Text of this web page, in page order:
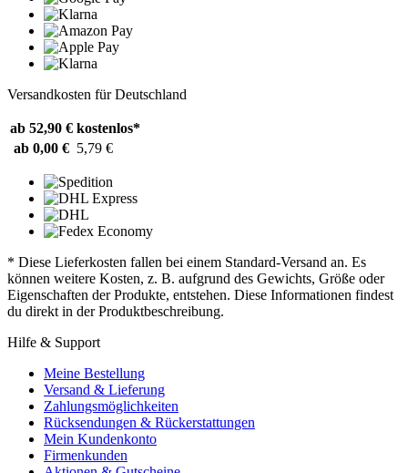
Versandkosten für Deutschland
ab 52,90 € kostenlos*
ab 0,00 € 5,79 €
* Diese Lieferkosten fallen bei einem Standard-Versand an. Es
können weitere Kosten, z. B. aufgrund des Gewichts, Größe oder
Eigenschaften der Produkte, entstehen. Diese Informationen findest
du direkt in der Produktbeschreibung.
Hilfe & Support
Meine Bestellung
Versand & Lieferung
Zahlungsmöglichkeiten
Rücksendungen & Rückerstattungen
Mein Kundenkonto
Firmenkunden